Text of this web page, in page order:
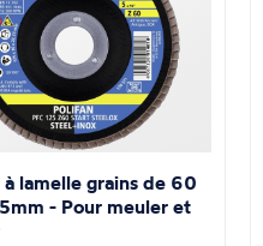
à lamelle grains de 60
- Pour meuler et